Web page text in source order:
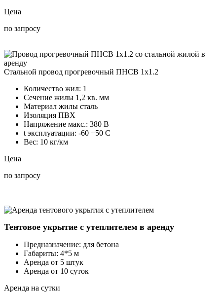
Цена
по запросу
Стальной провод прогревочный ПНСВ 1х1.2
Количество жил: 1
Сечение жилы 1,2 кв. мм
Материал жилы сталь
Изоляция ПВХ
Напряжение макс.: 380 В
t эксплуатации: -60 +50 C
Вес: 10 кг/км
Цена
по запросу
Тентовое укрытие с утеплителем в аренду
Предназначение: для бетона
Габариты: 4*5 м
Аренда от 5 штук
Аренда от 10 суток
Аренда на сутки